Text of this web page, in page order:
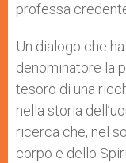
professa
Un dialogo che
denominatore la
tesoro di una
nella storia
ricerca che, nel
corpo e dello